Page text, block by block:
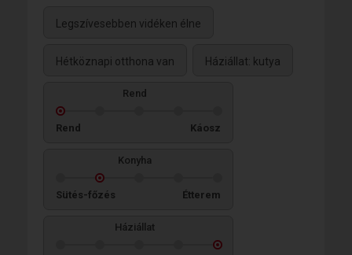
Legszívesebben vidéken élne
Hétköznapi otthona van Háziállat: kutya
Rend
Rend Káosz
Konyha
Sütés-főzés Étterem
Háziállat